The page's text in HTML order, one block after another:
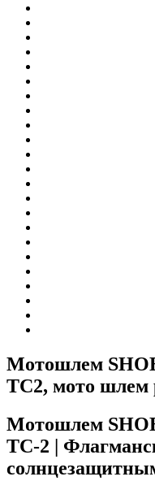
Мотошлем
TC2, мото шлем
Мотошлем
TC-2 |